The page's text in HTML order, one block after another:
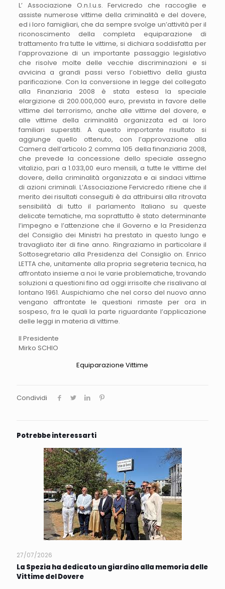
L’ Associazione O.n.l.u.s. Fervicredo che raccoglie e
assiste numerose vittime della criminalità e del dovere,
ed i loro famigliari, che da sempre svolge un’attività per il
riconoscimento della completa equiparazione di
trattamento fra tutte le vittime, si dichiara soddisfatta per
l’approvazione di un importante passaggio legislativo
che risolve molte delle vecchie discriminazioni e si
avvicina a grandi passi verso l’obiettivo della giusta
parificazione. Con la conversione in legge del collegato
alla Finanziaria 2008 è stata estesa la speciale
elargizione di 200.000,000 euro, prevista in favore delle
vittime del terrorismo, anche alle vittime del dovere, e
alle vittime della criminalità organizzata ed ai loro
familiari superstiti. A questo importante risultato si
aggiunge quello ottenuto, con l’approvazione alla
Camera dell’articolo 2 comma 105 della finanziaria 2008,
che prevede la concessione dello speciale assegno
vitalizio, pari a 1.033,00 euro mensili, a tutte le vittime del
dovere, della criminalità organizzata e ai sindaci vittime
di azioni criminali. L’Associazione Fervicredo ritiene che il
merito dei risultati conseguiti è da attribuirsi alla ritrovata
sensibilità di tutto il parlamento Italiano su queste
delicate tematiche, ma soprattutto è stato determinante
l’impegno e l’attenzione che il Governo e la Presidenza
del Consiglio dei Ministri ha prestato in questo lungo e
travagliato iter di fine anno. Ringraziamo in particolare il
Sottosegretario alla Presidenza del Consiglio on. Enrico
LETTA che, unitamente alla propria segreteria tecnica, ha
affrontato insieme a noi le varie problematiche, trovando
soluzioni a questioni fino ad oggi irrisolte che risalivano al
lontano 1961. Auspichiamo che nel corso del nuovo anno
vengano affrontate le questioni rimaste per ora in
sospeso, fra le quali la parte riguardante l’applicazione
delle leggi in materia di vittime.
Il Presidente
Mirko SCHIO
Equiparazione Vittime
Condividi
Potrebbe interessarti
27/07/2026
La Spezia ha dedicato un giardino alla memoria delle
Vittime del Dovere